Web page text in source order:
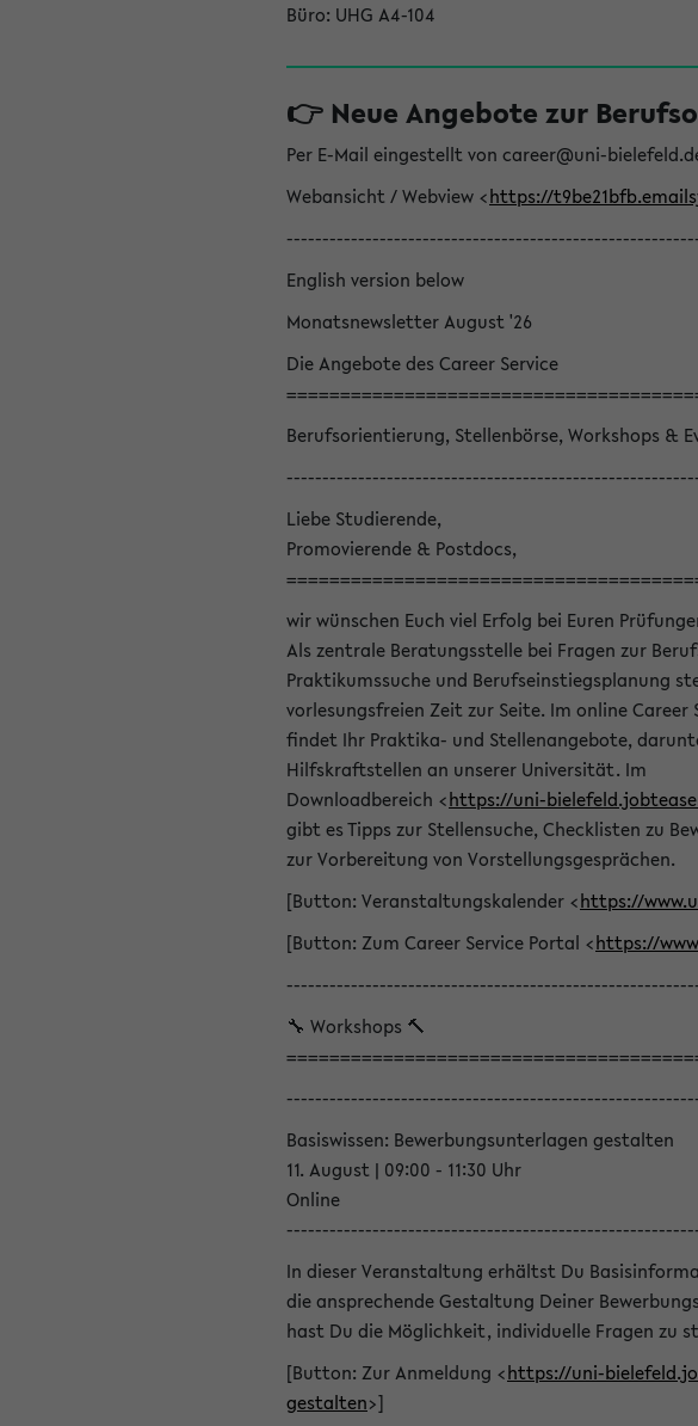
Büro: UHG A4-104
👉 Neue Angebote zur
Per E-Mail eingestellt von career@uni-
Webansicht / Webview <https://
English version below
Monatsnewsletter August '26
Die Angebote des Career Service
Berufsorientierung, Stellenbörse, Workshops &
Liebe Studierende,
Promovierende & Postdocs,
wir wünschen Euch viel Erfolg bei Euren
Als zentrale Beratungsstelle bei Fragen zur
Praktikumssuche und Berufseinstiegsplanung
vorlesungsfreien Zeit zur Seite. Im online Career
findet Ihr Praktika- und Stellenangebote,
Hilfskraftstellen an unserer Universität. Im
Downloadbereich <https://uni-
gibt es Tipps zur Stellensuche, Checklisten zu
zur Vorbereitung von Vorstellungsgesprächen.
[Button: Veranstaltungskalender <https://
[Button: Zum Career Service Portal <https://
🔧 Workshops 🔨
Basiswissen: Bewerbungsunterlagen gestalten
11. August | 09:00 - 11:30 Uhr
Online
In dieser Veranstaltung erhältst Du
die ansprechende Gestaltung Deiner
hast Du die Möglichkeit, individuelle Fragen zu
[Button: Zur Anmeldung <https://uni-
gestalten>]